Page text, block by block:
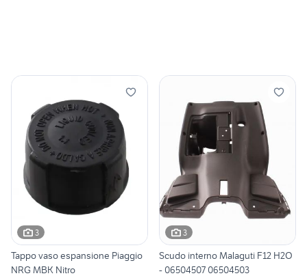
3
Tappo vaso espansione Piaggio
NRG MBK Nitro
3
Scudo interno Malaguti F12 H2O
- 06504507 06504503